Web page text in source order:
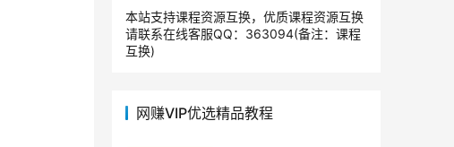
本站支持课程资源互换，优质课程资源互换
请联系在线客服QQ：363094(备注：课程
互换)
网赚VIP优选精品教程